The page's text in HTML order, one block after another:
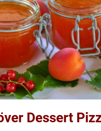
Dessert